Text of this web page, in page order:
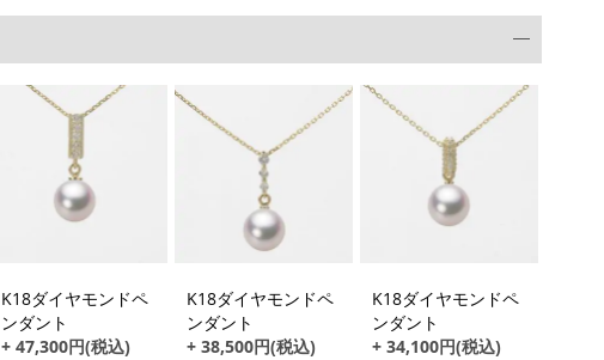
K18ダイヤモンドペ
ンダント
+ 47,300円(税込)
K18ダイヤモンドペ
ンダント
+ 38,500円(税込)
K18ダイヤモンドペ
ンダント
+ 34,100円(税込)